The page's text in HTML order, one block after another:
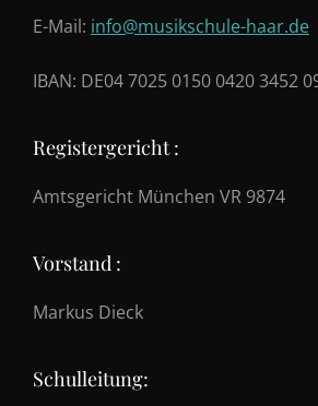
E-Mail: info@musikschule-haar.de
IBAN: DE04 7025 0150 0420 3452
Registergericht :
Amtsgericht München VR 9874
Vorstand :
Markus Dieck
Schulleitung: